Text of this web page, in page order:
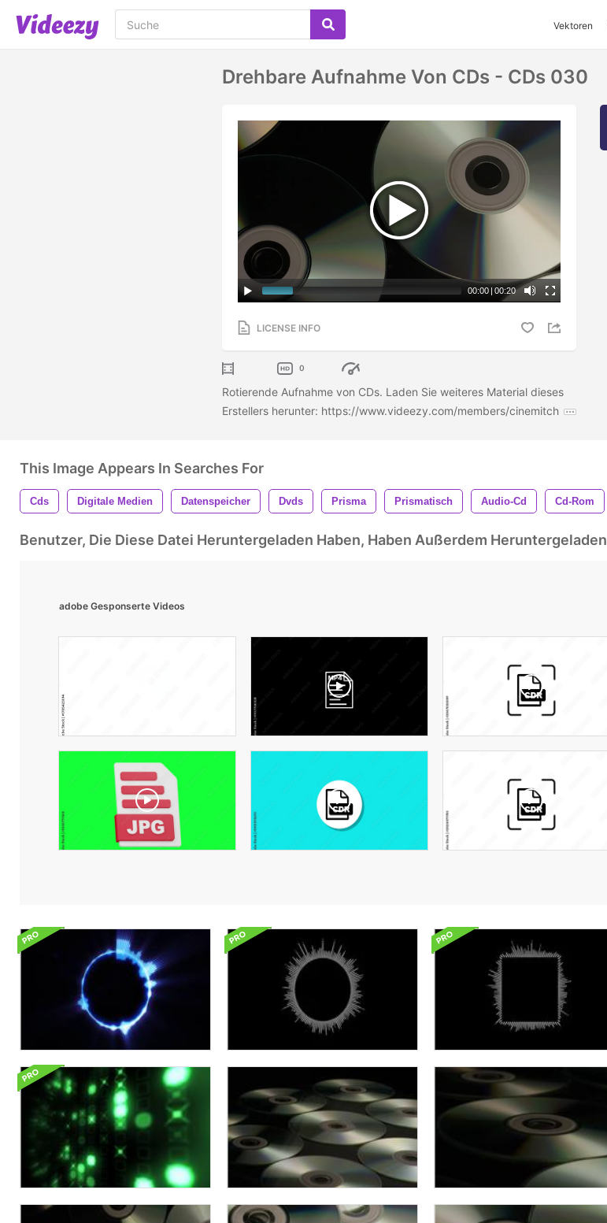
Vektoren
Drehbare Aufnahme Von CDs - CDs 030
00:00 | 00:20
LICENSE INFO
0
Rotierende Aufnahme von CDs. Laden Sie weiteres Material dieses
Erstellers herunter: https://www.videezy.com/members/cinemitch
This Image Appears In Searches For
Cds Digitale Medien Datenspeicher Dvds Prisma Prismatisch Audio-Cd Cd-Rom
Benutzer, Die Diese Datei Heruntergeladen Haben, Haben Außerdem Heruntergeladen
adobe Gesponserte Videos